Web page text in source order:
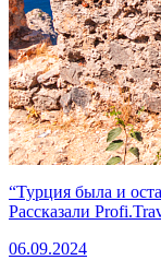
“Турция была и
Рассказали
06.09.2024